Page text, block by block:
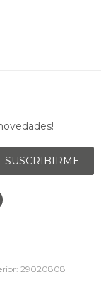
29020808
SUSCRIBIRME